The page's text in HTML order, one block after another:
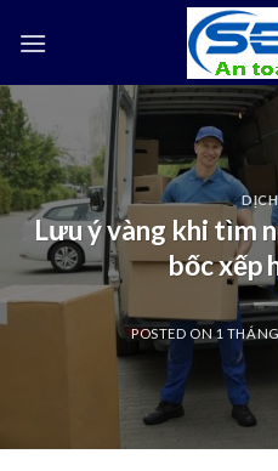
Lưu ý vàng khi tìm
bốc xếp
POSTED ON1